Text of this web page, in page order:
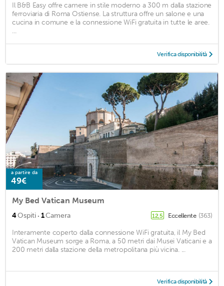
Il B&B Easy offre camere in stile moderno a 300 m dalla stazione
ferroviaria di Roma Ostiense. La struttura offre un salone e una
cucina in comune e la connessione WiFi gratuita in tutte le aree.
...
Verifica disponibilità
a partire da
49€
My Bed Vatican Museum
4Ospiti · 1Camera 12,5 Eccellente (363)
Interamente coperto dalla connessione WiFi gratuita, il My Bed
Vatican Museum sorge a Roma, a 50 metri dai Musei Vaticani e a
200 metri dalla stazione della metropolitana più vicina. ...
Verifica disponibilità